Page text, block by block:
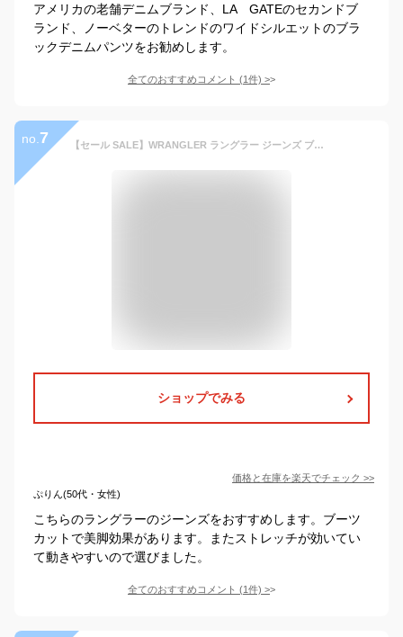
アメリカの老舗デニムブランド、LA GATEのセカンドブ
ランド、ノーベターのトレンドのワイドシルエットのブラ
ックデニムパンツをお勧めします。
全てのおすすめコメント (1件) >
no. 7 【セール SALE】WRANGLER ラングラー ジーンズ ブーツカット ストレッチ はきやすい 柔らかい 快適 人気 安心 大人 シニア 裾広め 裾が広い 末広がり デニム ジーパン パンツ ワンウォッシュ ダークブルー ブラック 安い 日時指定不可 送料無料 かっこいい WM3917 ブランド
ショップでみる
価格と在庫を楽天でチェック >>
ぷりん(50代・女性)
こちらのラングラーのジーンズをおすすめします。ブーツ
カットで美脚効果があります。またストレッチが効いてい
て動きやすいので選びました。
全てのおすすめコメント (1件) >